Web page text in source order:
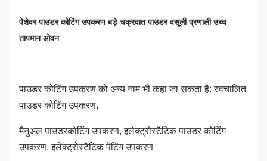
पेशेवर पाउडर कोटिंग उपकरण बड़े चक्रवात पाउडर वसूली प्रणाली उच्च
तापमान ओवन
पाउडर कोटिंग उपकरण को अन्य नाम भी कहा जा सकता है: स्वचालित
पाउडर कोटिंग उपकरण,
मैनुअल पाउडरकोटिंग उपकरण, इलेक्ट्रोस्टैटिक पाउडर कोटिंग
उपकरण, इलेक्ट्रोस्टैटिक पेंटिंग उपकरण